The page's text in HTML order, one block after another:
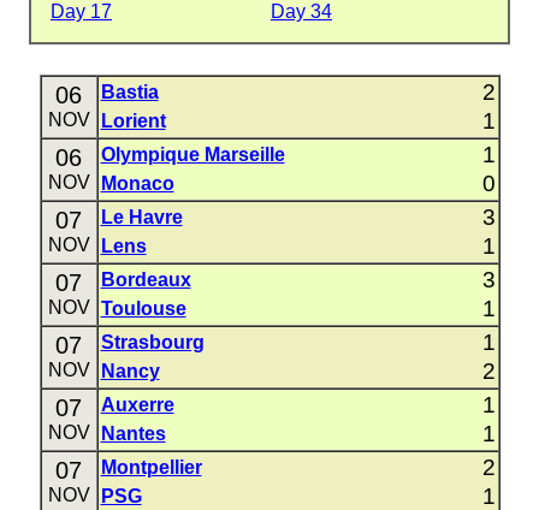
Day 17
Day 34
06
NOV
Bastia 2
Lorient 1
06
NOV
Olympique Marseille 1
Monaco 0
07
NOV
Le Havre 3
Lens 1
07
NOV
Bordeaux 3
Toulouse 1
07
NOV
Strasbourg 1
Nancy 2
07
NOV
Auxerre 1
Nantes 1
07
NOV
Montpellier 2
PSG 1